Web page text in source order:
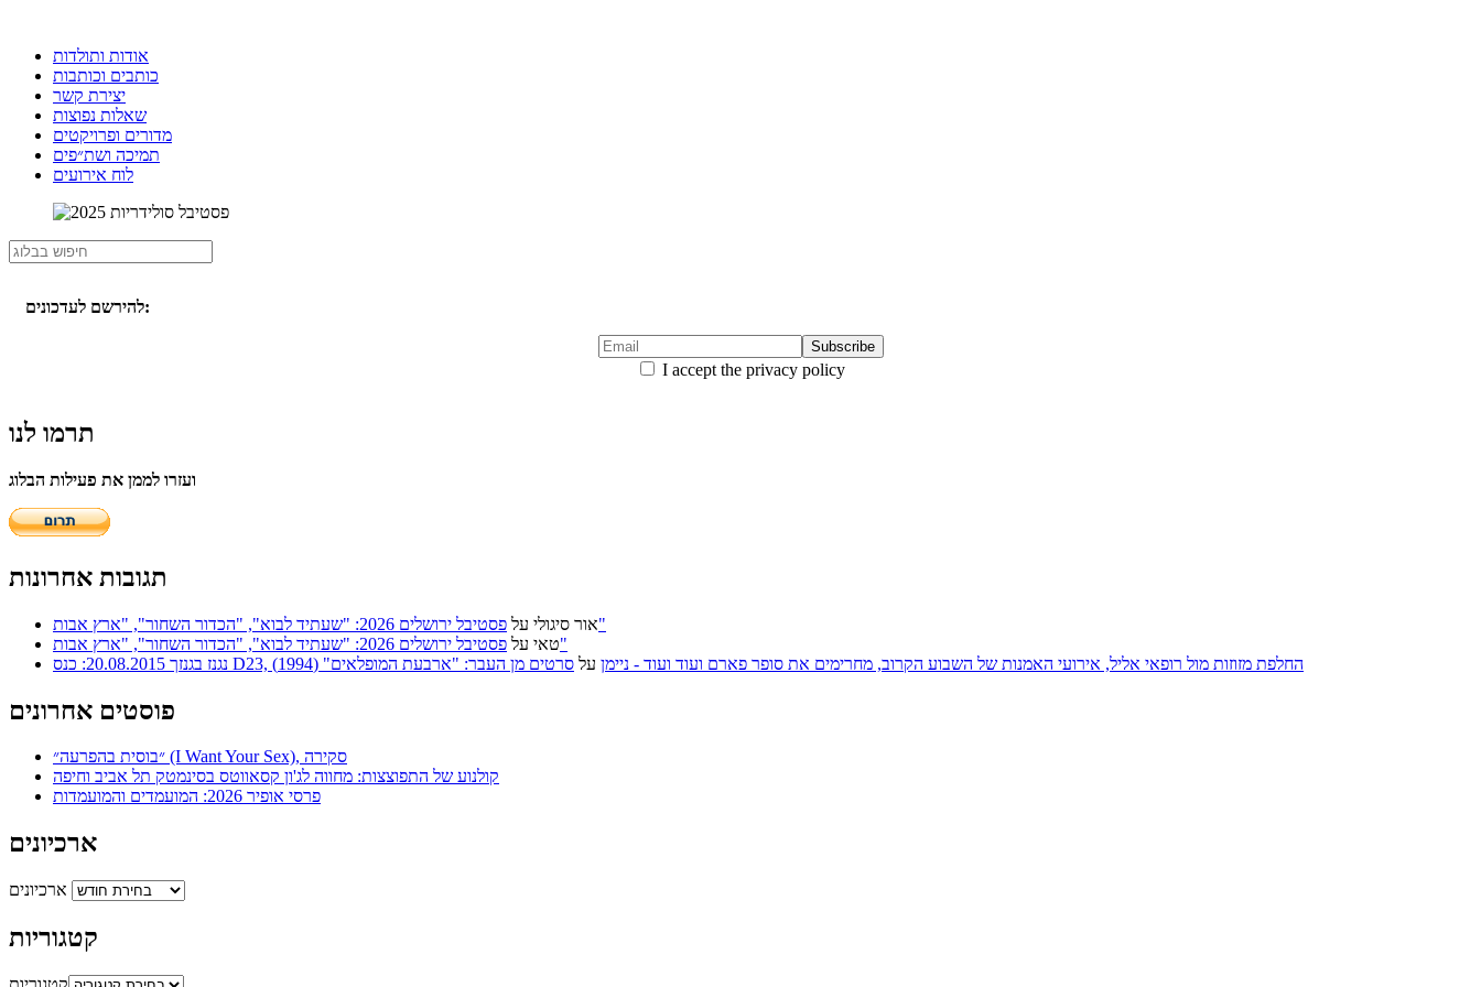
אודות ותולדות
כותבים וכותבות
יצירת קשר
שאלות נפוצות
מדורים ופרויקטים
תמיכה ושת״פים
לוח אירועים
להירשם לעדכונים:
I accept the privacy policy
תרמו לנו
ועזרו לממן את פעילות הבלוג
תגובות אחרונות
אור סיגולי על
פסטיבל ירושלים 2026: "שעתיד לבוא", "הכדור השחור", "ארץ אבות"
טאי על
פסטיבל ירושלים 2026: "שעתיד לבוא", "הכדור השחור", "ארץ אבות"
נגנז בגנזך 20.08.2015: כנס D23, החלפת מזוזות מול רופאי אליל, אירועי האמנות של השבוע הקרוב, מחרימים את סופר פארם ועוד ועוד - ניימן על סרטים מן העבר: "ארבעת המופלאים" (1994)
פוסטים אחרונים
״בוסית בהפרעה״ (I Want Your Sex), סקירה
קולנוע של התפוצצות: מחווה לג'ון קסאווטס בסינמטק תל אביב וחיפה
פרסי אופיר 2026: המועמדים והמועמדות
ארכיונים
ארכיונים
קטגוריות